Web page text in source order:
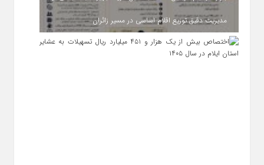
مدیریت دقیق توزیع اقلام اساسی در مسیر زائران